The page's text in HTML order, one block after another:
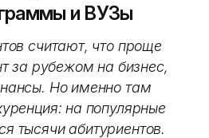
и ВУЗы
считают, что проще
за рубежом на бизнес,
Но именно там
на популярные
тысячи абитуриентов.